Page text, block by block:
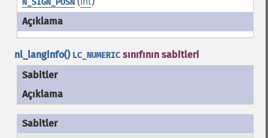
nl_langinfo() LC_NUMERIC sınıfının sabitleri
Sabitler
Açıklama